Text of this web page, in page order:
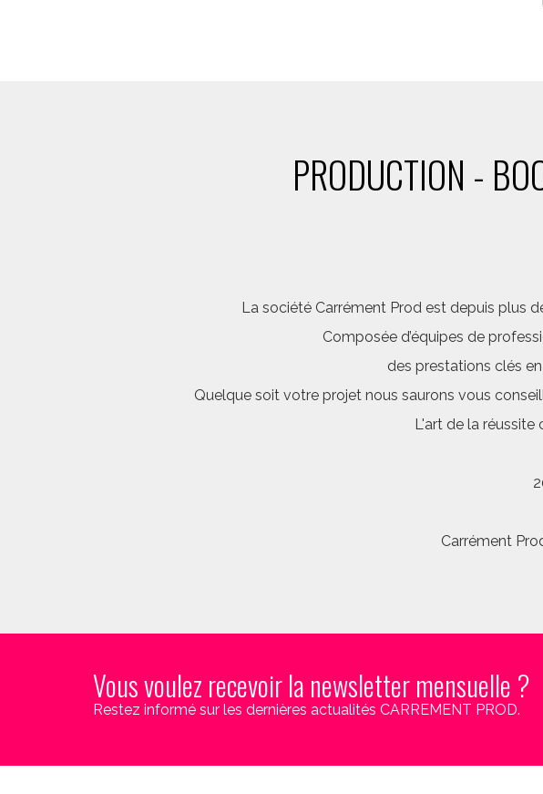
PRODUCTION -
La société Carrément Prod est depuis plus
Composée d’équipes de
des prestations clés
Quelque soit votre projet nous saurons vous
L'art de la réussite
Carrément
Vous voulez recevoir la newsletter mensuelle ?
Restez informé sur les dernières actualités CARREMENT PROD.